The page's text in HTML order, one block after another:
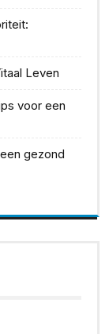
Leven
voor een
gezond